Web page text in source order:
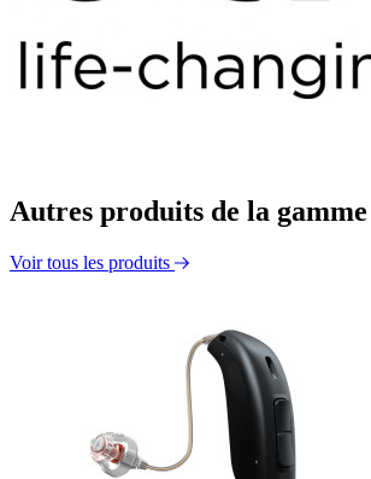
Autres produits de la gamme
Voir tous les produits